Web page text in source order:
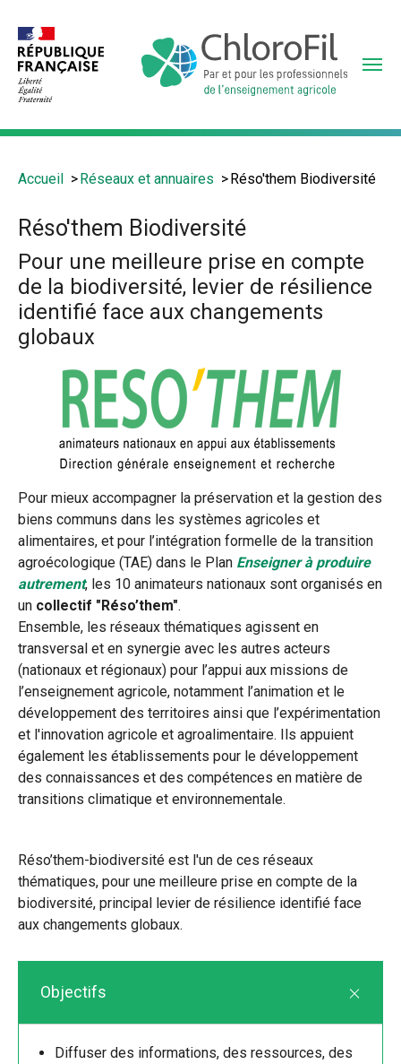
contenu
principal
Vous
Accueil Réseaux et annuaires Réso'them Biodiversité
Réso'them Biodiversité
Pour une meilleure prise en compte
de la biodiversité, levier de résilience
identifié face aux changements
globaux
Pour mieux accompagner la préservation et la gestion des
biens communs dans les systèmes agricoles et
alimentaires, et pour l’intégration formelle de la transition
agroécologique (TAE) dans le Plan Enseigner à produire
autrement, les 10 animateurs nationaux sont organisés en
un collectif "Réso’them".
Ensemble, les réseaux thématiques agissent en
transversal et en synergie avec les autres acteurs
(nationaux et régionaux) pour l’appui aux missions de
l’enseignement agricole, notamment l’animation et le
développement des territoires ainsi que l’expérimentation
et l'innovation agricole et agroalimentaire. Ils appuient
également les établissements pour le développement
des connaissances et des compétences en matière de
transitions climatique et environnementale.
Réso’them-biodiversité est l'un de ces réseaux
thématiques, pour une meilleure prise en compte de la
biodiversité, principal levier de résilience identifié face
aux changements globaux.
Objectifs
Diffuser des informations, des ressources, des